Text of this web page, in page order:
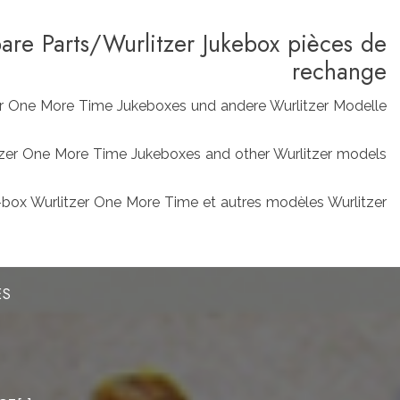
Parts/Wurlitzer Jukebox pièces de
rechange
More Time Jukeboxes und andere Wurlitzer Modelle
One More Time Jukeboxes and other Wurlitzer models
Wurlitzer One More Time et autres modèles Wurlitzer